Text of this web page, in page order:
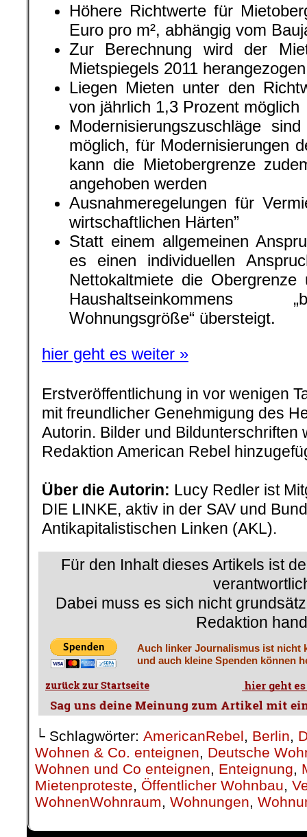
Höhere Richtwerte für
Euro pro m², abhängig vom
Zur Berechnung wird der
Mietspiegels 2011 herangezogen
Liegen Mieten unter den
von jährlich 1,3 Prozent möglich
Modernisierungszuschläge
möglich, für Modernisierungen
kann die Mietobergrenze
angehoben werden
Ausnahmeregelungen für
wirtschaftlichen Härten”
Statt einem allgemeinen
es einen individuellen
Nettokaltmiete die
Haushaltseinkommens
Wohnungsgröße“ übersteigt.
hier geht es weiter »
Erstveröffentlichung in vor wenigen
mit freundlicher Genehmigung des
Autorin. Bilder und Bildunterschriften
Redaktion American Rebel
Über die Autorin: Lucy Redler ist
DIE LINKE, aktiv in der SAV und
Antikapitalistischen Linken (AKL).
Für den Inhalt dieses Artikels ist
Dabei muss es sich nicht
Redaktion
Auch linker Journalismus ist nicht
und auch kleine Spenden können
└ Schlagwörter: AmericanRebel, Berlin,
Wohnen & Co. enteignen, Deutsche
Wohnen und Co enteignen, Enteignung,
Mietenproteste, Öffentlicher Wohnbau,
WohnenWohnraum, Wohnungen,